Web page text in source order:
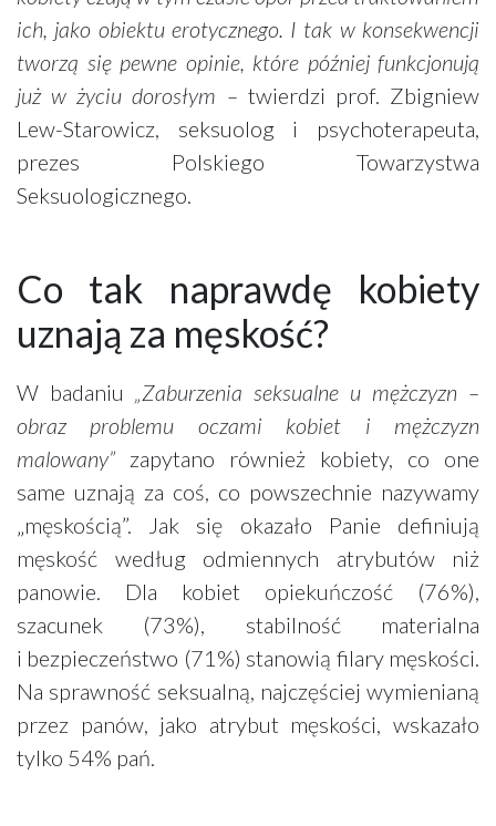
ich, jako obiektu erotycznego. I tak w konsekwencji
tworzą się pewne opinie, które później funkcjonują
już w życiu dorosłym – twierdzi prof. Zbigniew
Lew-Starowicz, seksuolog i psychoterapeuta,
prezes Polskiego Towarzystwa
Seksuologicznego.
Co tak naprawdę kobiety
uznają za męskość?
W badaniu „Zaburzenia seksualne u mężczyzn –
obraz problemu oczami kobiet i mężczyzn
malowany” zapytano również kobiety, co one
same uznają za coś, co powszechnie nazywamy
„męskością”. Jak się okazało Panie definiują
męskość według odmiennych atrybutów niż
panowie. Dla kobiet opiekuńczość (76%),
szacunek (73%), stabilność materialna
i bezpieczeństwo (71%) stanowią filary męskości.
Na sprawność seksualną, najczęściej wymienianą
przez panów, jako atrybut męskości, wskazało
tylko 54% pań.